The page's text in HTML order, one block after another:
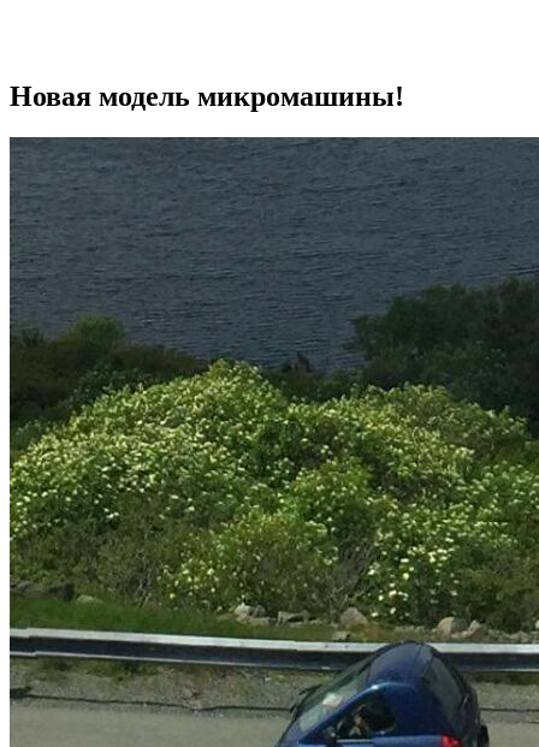
Новая модель микромашины!